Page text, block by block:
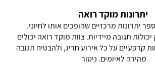
יתרונות מוקד רואה
יתרונות מרכזיים שהופכים אותו לחיוני.
תגובה מיידיות. צוות מוקד רואה יכולים
קרקעיים על כל אירוע חריג, ולהבטיח תגובה
מהירה לאיומים. ניטור